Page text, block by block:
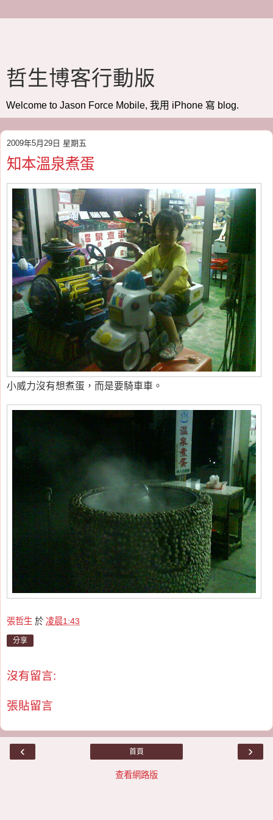
哲生博客行動版
Welcome to Jason Force Mobile, 我用 iPhone 寫 blog.
2009年5月29日 星期五
知本溫泉煮蛋
小威力沒有想煮蛋，而是要騎車車。
張哲生 於 凌晨1:43
分享
沒有留言:
張貼留言
‹ ›
首頁
查看網路版